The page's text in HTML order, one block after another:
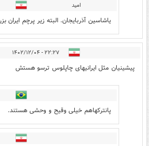
امید
یاشاسین آذربایجان. البته زیر پرچم ایران
۲۲:۲۷ - ۱۴۰۲/۱۲/۰۴
پیشینیان مثل ايرانيهای چاپلوس ترسو هستش
پانترکهاهم خیلی وقیح و وحشی هستند.